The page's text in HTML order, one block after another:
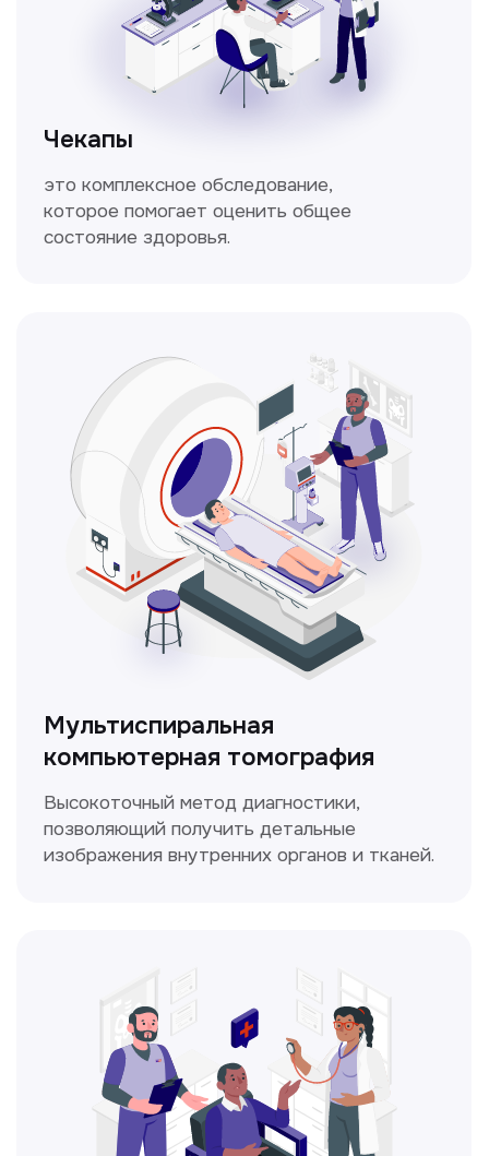
позволяющая внимательно осмотреть
шейку матки с помощью специального
прибора — кольпоскопа.
Диагностика и лечение заболеваний
уха, горла и носа с использованием
современных методик.
Прайс-лист